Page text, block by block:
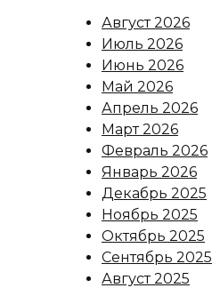
Август 2026
Июль 2026
Июнь 2026
Май 2026
Апрель 2026
Март 2026
Февраль 2026
Январь 2026
Декабрь 2025
Ноябрь 2025
Октябрь 2025
Сентябрь 2025
Август 2025